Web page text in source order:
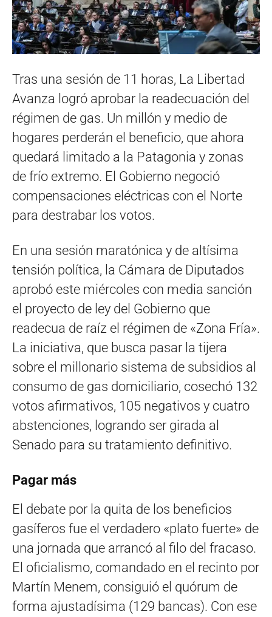
Tras una sesión de 11 horas, La Libertad
Avanza logró aprobar la readecuación del
régimen de gas. Un millón y medio de
hogares perderán el beneficio, que ahora
quedará limitado a la Patagonia y zonas
de frío extremo. El Gobierno negoció
compensaciones eléctricas con el Norte
para destrabar los votos.
En una sesión maratónica y de altísima
tensión política, la Cámara de Diputados
aprobó este miércoles con media sanción
el proyecto de ley del Gobierno que
readecua de raíz el régimen de «Zona Fría».
La iniciativa, que busca pasar la tijera
sobre el millonario sistema de subsidios al
consumo de gas domiciliario, cosechó 132
votos afirmativos, 105 negativos y cuatro
abstenciones, logrando ser girada al
Senado para su tratamiento definitivo.
Pagar más
El debate por la quita de los beneficios
gasíferos fue el verdadero «plato fuerte» de
una jornada que arrancó al filo del fracaso.
El oficialismo, comandado en el recinto por
Martín Menem, consiguió el quórum de
forma ajustadísima (129 bancas). Con ese